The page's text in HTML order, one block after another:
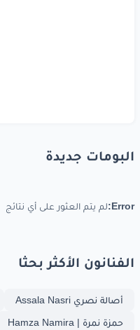
البومات جديدة
Error: لم يتم العثور على أي نتائج
الفنانون الأكثر بحثا
أصالة نصري Assala Nasri
حمزة نمرة | Hamza Namira